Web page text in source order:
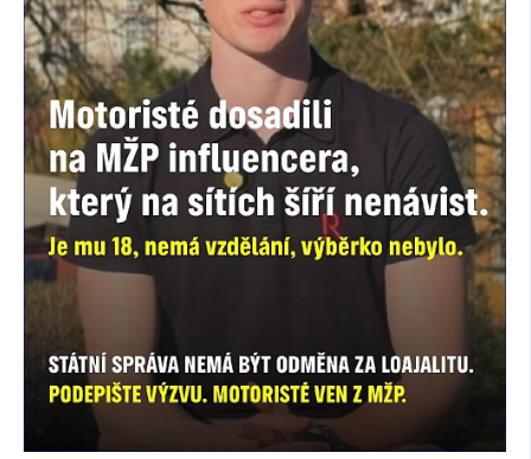
NEJČTENĚJŠÍ ZA 7 DNÍ
AUTOŘI
PŘÍSPĚVKY NA PROVOZ
SOCIÁLNÍ SÍTĚ
RUBRIKY
PLNÁ VERZE STRÁNEK